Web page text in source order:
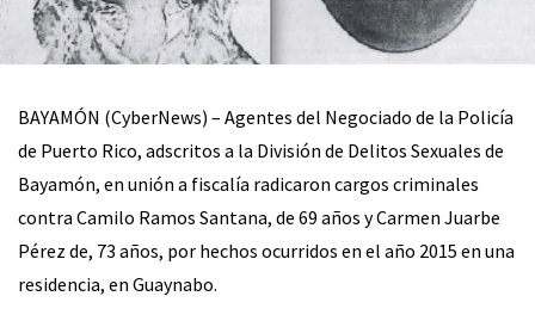
BAYAMÓN (CyberNews) – Agentes del Negociado de la Policía
de Puerto Rico, adscritos a la División de Delitos Sexuales de
Bayamón, en unión a fiscalía radicaron cargos criminales
contra Camilo Ramos Santana, de 69 años y Carmen Juarbe
Pérez de, 73 años, por hechos ocurridos en el año 2015 en una
residencia, en Guaynabo.